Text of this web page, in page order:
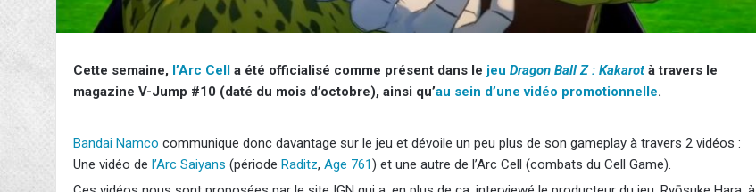
Cette semaine, l’Arc Cell a été officialisé comme présent dans le jeu Dragon Ball Z : Kakarotà travers le
magazine V-Jump #10 (daté du mois d’octobre), ainsi qu’au sein d’une vidéo promotionnelle.
Bandai Namco communique donc davantage sur le jeu et dévoile un peu plus de son gameplay à travers 2 vidéos :
Une vidéo de l’Arc Saiyans (période Raditz, Age 761) et une autre de l’Arc Cell (combats du Cell Game).